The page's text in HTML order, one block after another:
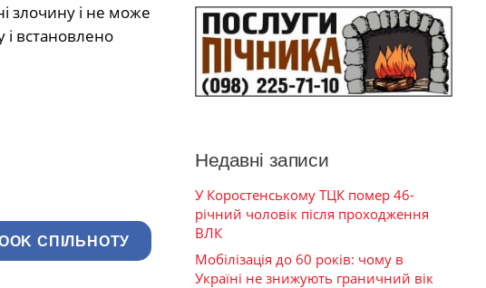
злочину і не може
встановлено
СПІЛЬНОТУ
Недавні записи
У Коростенському ТЦК помер 46-
річний чоловік після проходження
ВЛК
Мобілізація до 60 років: чому в
Україні не знижують граничний вік